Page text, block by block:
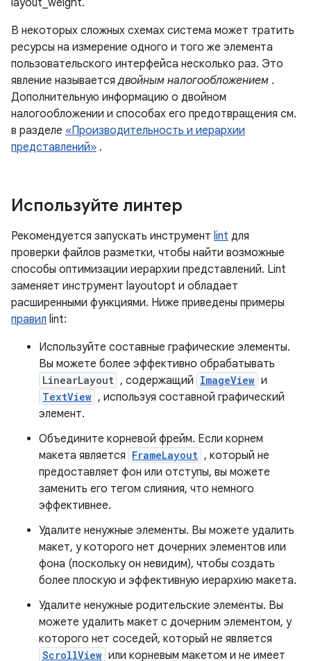
layout_weight.
В некоторых сложных схемах система может тратить
ресурсы на измерение одного и того же элемента
пользовательского интерфейса несколько раз. Это
явление называетсядвойным налогообложением .
Дополнительную информацию о двойном
налогообложении и способах его предотвращения см.
в разделе «Производительность и иерархии
представлений» .
Используйте линтер
Рекомендуется запускать инструмент lint для
проверки файлов разметки, чтобы найти возможные
способы оптимизации иерархии представлений. Lint
заменяет инструмент layoutopt и обладает
расширенными функциями. Ниже приведены примеры
правил lint:
Используйте составные графические элементы.
Вы можете более эффективно обрабатывать
LinearLayout , содержащий ImageView и
TextView , используя составной графический
элемент.
Объедините корневой фрейм. Если корнем
макета является FrameLayout , который не
предоставляет фон или отступы, вы можете
заменить его тегом слияния, что немного
эффективнее.
Удалите ненужные элементы. Вы можете удалить
макет, у которого нет дочерних элементов или
фона (поскольку он невидим), чтобы создать
более плоскую и эффективную иерархию макета.
Удалите ненужные родительские элементы. Вы
можете удалить макет с дочерним элементом, у
которого нет соседей, который не является
ScrollView или корневым макетом и не имеет